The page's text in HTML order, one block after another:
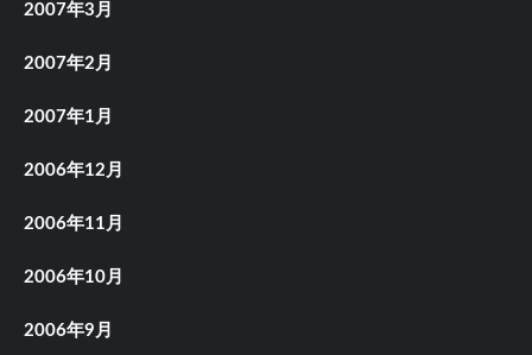
2007年3月
2007年2月
2007年1月
2006年12月
2006年11月
2006年10月
2006年9月